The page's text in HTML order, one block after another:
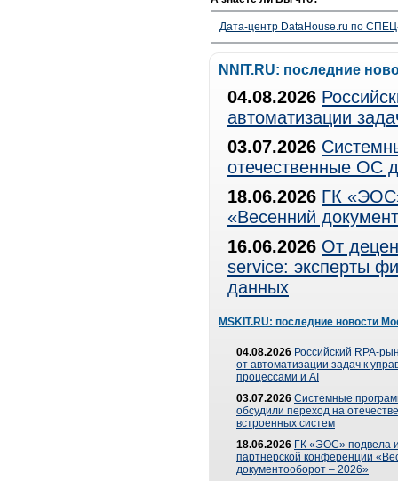
Дата-центр DataHouse.ru по
NNIT.RU: последние
04.08.2026
автоматизации
03.07.2026
отечественные ОС
18.06.2026 ГК
«Весенний
16.06.2026 От
service: эксперты
данных
MSKIT.RU: последние новости
04.08.2026 Российский RPA-
от автоматизации задач к
процессами и AI
03.07.2026 Системные
обсудили переход на
встроенных систем
18.06.2026 ГК «ЭОС» подвела
партнерской конференции
документооборот – 2026»